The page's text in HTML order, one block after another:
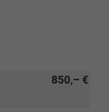
850,– €